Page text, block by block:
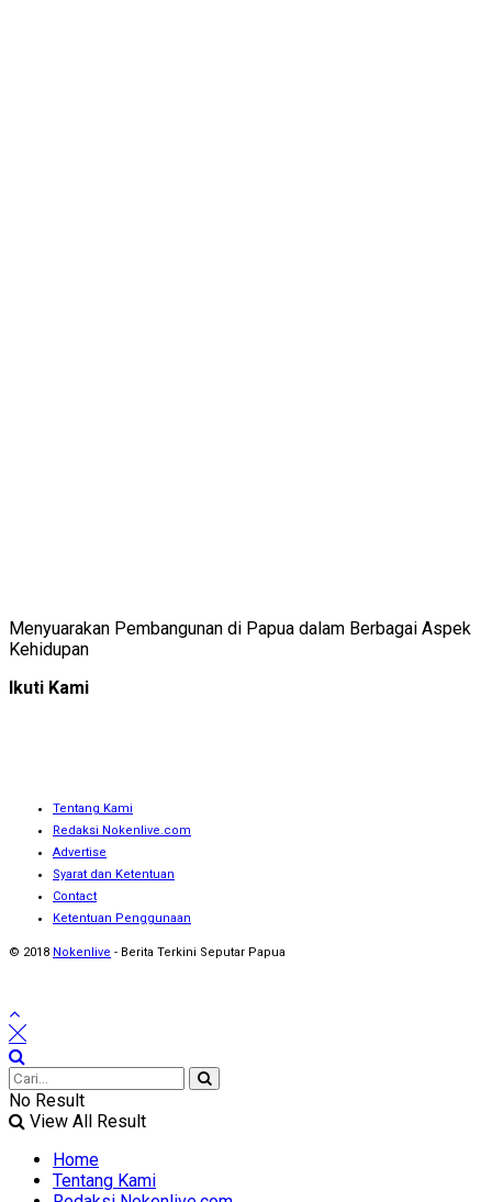
Menyuarakan Pembangunan di Papua dalam Berbagai Aspek
Kehidupan
Ikuti Kami
Tentang Kami
Redaksi Nokenlive.com
Advertise
Syarat dan Ketentuan
Contact
Ketentuan Penggunaan
© 2018 Nokenlive - Berita Terkini Seputar Papua
No Result
View All Result
Home
Tentang Kami